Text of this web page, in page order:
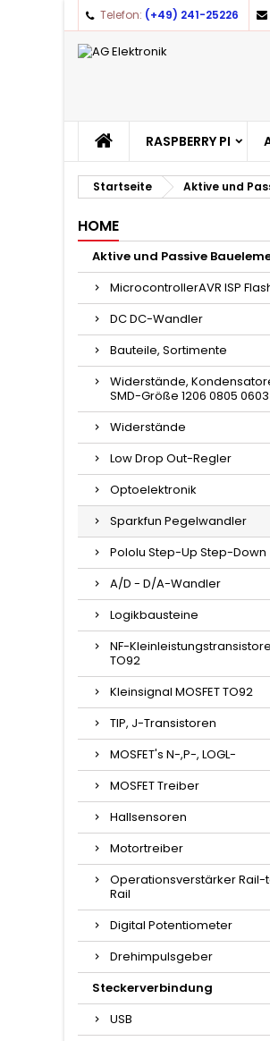
Telefon: (+49) 241-25226
RASPBERRY PI
Startseite Aktive und
HOME
Aktive und Passive
MicrocontrollerAVR ISP
DC DC-Wandler
Bauteile, Sortimente
Widerstände,
SMD-Größe 1206 0805 0603
Widerstände
Low Drop Out-Regler
Optoelektronik
Sparkfun Pegelwandler
Pololu Step-Up Step-Down
A/D - D/A-Wandler
Logikbausteine
NF-
TO92
Kleinsignal MOSFET TO92
TIP, J-Transistoren
MOSFET's N-,P-, LOGL-
MOSFET Treiber
Hallsensoren
Motortreiber
Operationsverstärker Rail-
Rail
Digital Potentiometer
Drehimpulsgeber
Steckerverbindung
USB